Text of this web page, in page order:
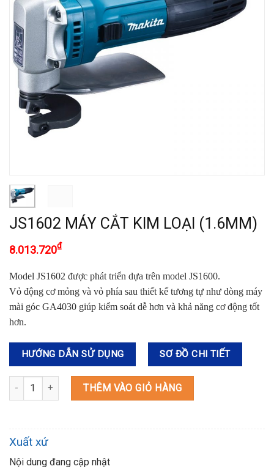
JS1602 MÁY CẮT KIM LOẠI (1.6MM)
8.013.720₫
Model JS1602 được phát triển dựa trên model JS1600.
Vỏ động cơ mỏng và vỏ phía sau thiết kế tương tự như dòng máy
mài góc GA4030 giúp kiểm soát dễ hơn và khả năng cơ động tốt
hơn.
HƯỚNG DẪN SỬ DỤNG SƠ ĐỒ CHI TIẾT
JS1602 MÁY CẮT KIM LOẠI (1.6MM) số lượng
THÊM VÀO GIỎ HÀNG
Xuất xứ
Nội dung đang cập nhật